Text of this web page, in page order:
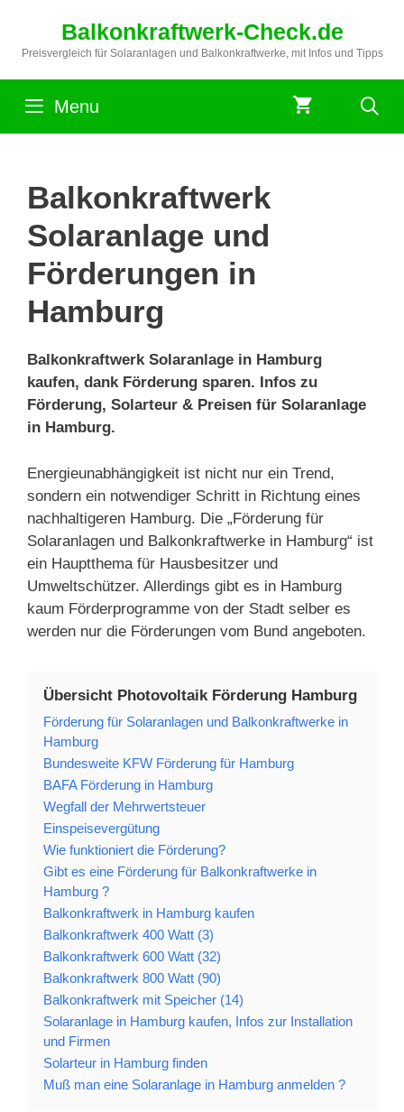
springen
Balkonkraftwerk-Check.de
Preisvergleich für Solaranlagen und Balkonkraftwerke, mit Infos und Tipps
Menu
Balkonkraftwerk
Solaranlage und
Förderungen in
Hamburg
Balkonkraftwerk Solaranlage in Hamburg
kaufen, dank Förderung sparen. Infos zu
Förderung, Solarteur & Preisen für Solaranlage
in Hamburg.
Energieunabhängigkeit ist nicht nur ein Trend,
sondern ein notwendiger Schritt in Richtung eines
nachhaltigeren Hamburg. Die „Förderung für
Solaranlagen und Balkonkraftwerke in Hamburg“ ist
ein Hauptthema für Hausbesitzer und
Umweltschützer. Allerdings gibt es in Hamburg
kaum Förderprogramme von der Stadt selber es
werden nur die Förderungen vom Bund angeboten.
Übersicht Photovoltaik Förderung Hamburg
Förderung für Solaranlagen und Balkonkraftwerke in
Hamburg
Bundesweite KFW Förderung für Hamburg
BAFA Förderung in Hamburg
Wegfall der Mehrwertsteuer
Einspeisevergütung
Wie funktioniert die Förderung?
Gibt es eine Förderung für Balkonkraftwerke in
Hamburg ?
Balkonkraftwerk in Hamburg kaufen
Balkonkraftwerk 400 Watt (3)
Balkonkraftwerk 600 Watt (32)
Balkonkraftwerk 800 Watt (90)
Balkonkraftwerk mit Speicher (14)
Solaranlage in Hamburg kaufen, Infos zur Installation
und Firmen
Solarteur in Hamburg finden
Muß man eine Solaranlage in Hamburg anmelden ?